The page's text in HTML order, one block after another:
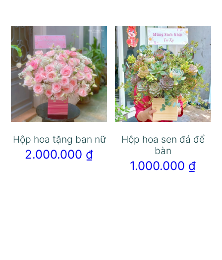
Hộp hoa tặng bạn nữ
2.000.000 ₫
Hộp hoa sen đá để
bàn
1.000.000 ₫